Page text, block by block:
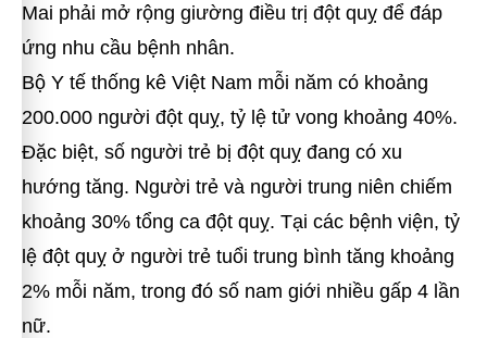
Mai phải mở rộng giường điều trị đột quỵ để đáp
ứng nhu cầu bệnh nhân.
Bộ Y tế thống kê Việt Nam mỗi năm có khoảng
200.000 người đột quỵ, tỷ lệ tử vong khoảng 40%.
Đặc biệt, số người trẻ bị đột quỵ đang có xu
hướng tăng. Người trẻ và người trung niên chiếm
khoảng 30% tổng ca đột quỵ. Tại các bệnh viện, tỷ
lệ đột quỵ ở người trẻ tuổi trung bình tăng khoảng
2% mỗi năm, trong đó số nam giới nhiều gấp 4 lần
nữ.